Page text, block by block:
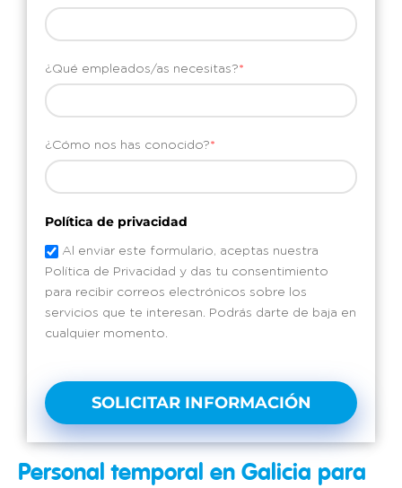
¿Qué empleados/as necesitas?*
¿Cómo nos has conocido?*
Política de privacidad
Al enviar este formulario, aceptas nuestra
Política de Privacidad y das tu consentimiento
para recibir correos electrónicos sobre los
servicios que te interesan. Podrás darte de baja en
cualquier momento.
SOLICITAR INFORMACIÓN
Personal temporal en Galicia para